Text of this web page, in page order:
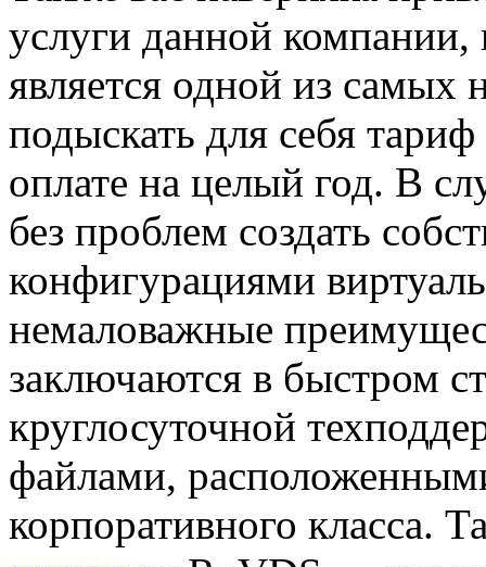
услуги данной компании,
является одной из
подыскать для себя
оплате на целый год. В
без проблем создать
конфигурациями
немаловажные
заключаются в быстром
круглосуточной
файлами,
корпоративного класса.